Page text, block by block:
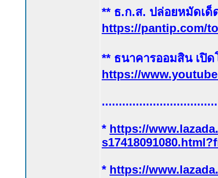
** ธ.ก.ส. ปล่อยหมัดเด็
https://pantip.com/
** ธนาคารออมสิน เปิด
https://
* https://
* https://